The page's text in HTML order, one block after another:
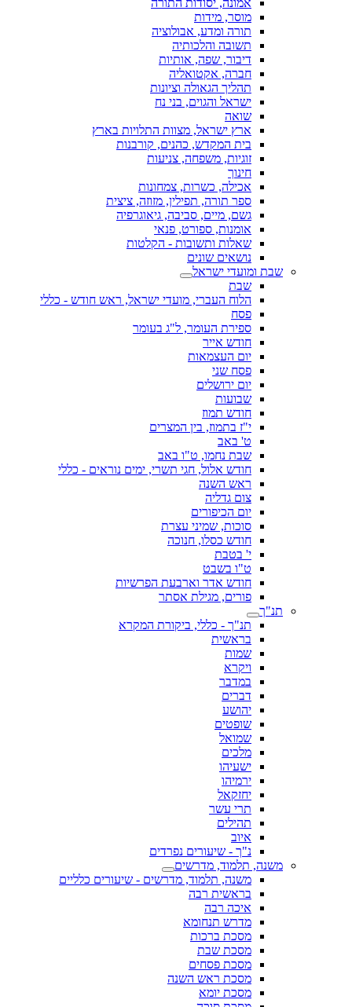
אמונה, יסודות התורה
מוסר, מידות
תורה ומדע, אבולוציה
תשובה והלכותיה
דיבור, שפה, אותיות
חברה, אקטואליה
תהליך הגאולה וציונות
ישראל והגוים, בני נח
שואה
ארץ ישראל, מצוות התלויות בארץ
בית המקדש, כהנים, קורבנות
זוגיות, משפחה, צניעות
חינוך
אכילה, כשרות, צמחונות
ספר תורה, תפילין, מזוזה, ציצית
גשם, מיים, סביבה, גיאוגרפיה
אומנות, ספורט, פנאי
שאלות ותשובות - הקלטות
נושאים שונים
שבת ומועדי ישראל
שבת
הלוח העברי, מועדי ישראל, ראש חודש - כללי
פסח
ספירת העומר, ל"ג בעומר
חודש אייר
יום העצמאות
פסח שני
יום ירושלים
שבועות
חודש תמוז
י"ז בתמוז, בין המצרים
ט' באב
שבת נחמו, ט"ו באב
חודש אלול, חגי תשרי, ימים נוראים - כללי
ראש השנה
צום גדליה
יום הכיפורים
סוכות, שמיני עצרת
חודש כסלו, חנוכה
י' בטבת
ט"ו בשבט
חודש אדר וארבעת הפרשיות
פורים, מגילת אסתר
תנ"ך
תנ"ך - כללי, ביקורת המקרא
בראשית
שמות
ויקרא
במדבר
דברים
יהושע
שופטים
שמואל
מלכים
ישעיהו
ירמיהו
יחזקאל
תרי עשר
תהילים
איוב
נ"ך - שיעורים נפרדים
משנה, תלמוד, מדרשים
משנה, תלמוד, מדרשים - שיעורים כלליים
בראשית רבה
איכה רבה
מדרש תנחומא
מסכת ברכות
מסכת שבת
מסכת פסחים
מסכת ראש השנה
מסכת יומא